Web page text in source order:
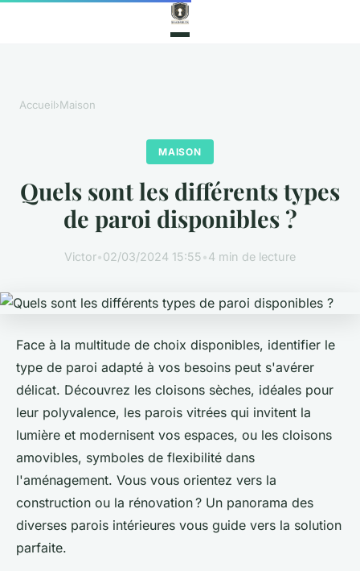
Accueil›Maison
MAISON
Quels sont les différents types
de paroi disponibles ?
Victor•02/03/2024 15:55•4 min de lecture
Face à la multitude de choix disponibles, identifier le
type de paroi adapté à vos besoins peut s'avérer
délicat. Découvrez les cloisons sèches, idéales pour
leur polyvalence, les parois vitrées qui invitent la
lumière et modernisent vos espaces, ou les cloisons
amovibles, symboles de flexibilité dans
l'aménagement. Vous vous orientez vers la
construction ou la rénovation ? Un panorama des
diverses parois intérieures vous guide vers la solution
parfaite.